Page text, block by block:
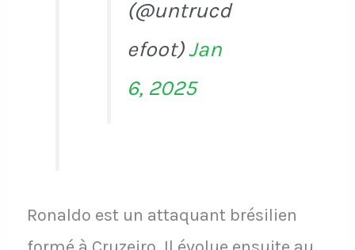
(@untrucd
efoot)Jan
6, 2025
Ronaldo est un attaquant brésilien